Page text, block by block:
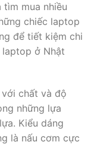
mua nhiều
chiếc laptop
để tiết kiệm chi
ở Nhật
chất và độ
những lựa
Kiểu dáng
là nấu cơm cực